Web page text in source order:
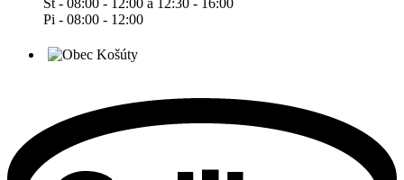
Št - 08:00 - 12:00 a 12:30 - 16:00
Pi - 08:00 - 12:00